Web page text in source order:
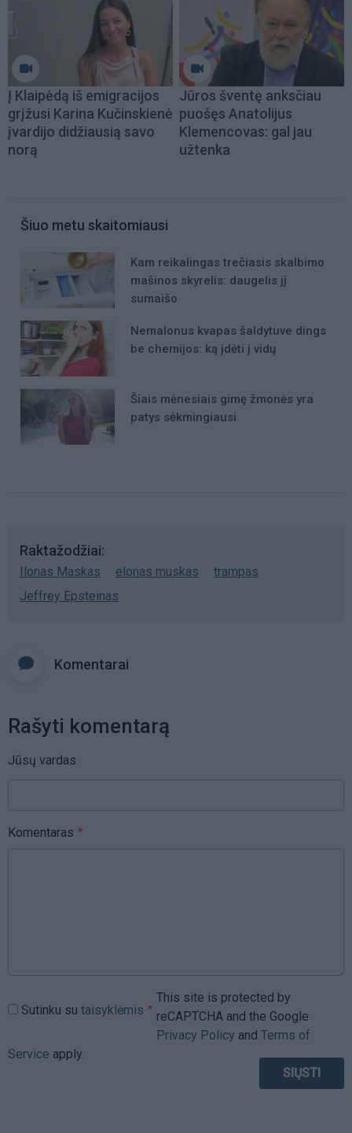
Į Klaipėdą iš emigracijos
grįžusi Karina Kučinskienė
įvardijo didžiausią savo
norą
Jūros šventę anksčiau
puošęs Anatolijus
Klemencovas: gal jau
užtenka
Šiuo metu skaitomiausi
Kam reikalingas trečiasis skalbimo
mašinos skyrelis: daugelis jį
sumaišo
Nemalonus kvapas šaldytuve dings
be chemijos: ką įdėti į vidų
Šiais mėnesiais gimę žmonės yra
patys sėkmingiausi
Raktažodžiai
Ilonas Maskas elonas muskas
trampas
Jeffrey Epsteinas
Komentarai
Rašyti komentarą
Jūsų vardas
Komentaras
Sutinku su taisyklėmis
This site is protected by
reCAPTCHA and the Google
Privacy Policy and Terms of
Service apply.